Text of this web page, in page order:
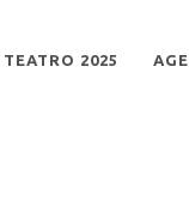
2025